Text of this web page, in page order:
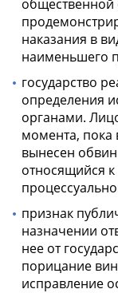
общественной
наказания в
наименьшего
государство
определения
органами.
момента, пока
вынесен
относящийся
признак
назначении
нее от
порицание
исправление